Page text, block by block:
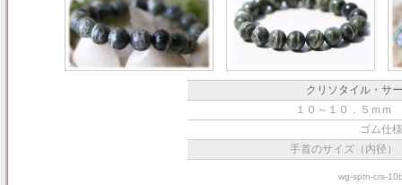
クリソタイル・サ
１０～１０．５ｍｍ
ゴム仕様
手首のサイズ（内径
wg-sptn-crs-